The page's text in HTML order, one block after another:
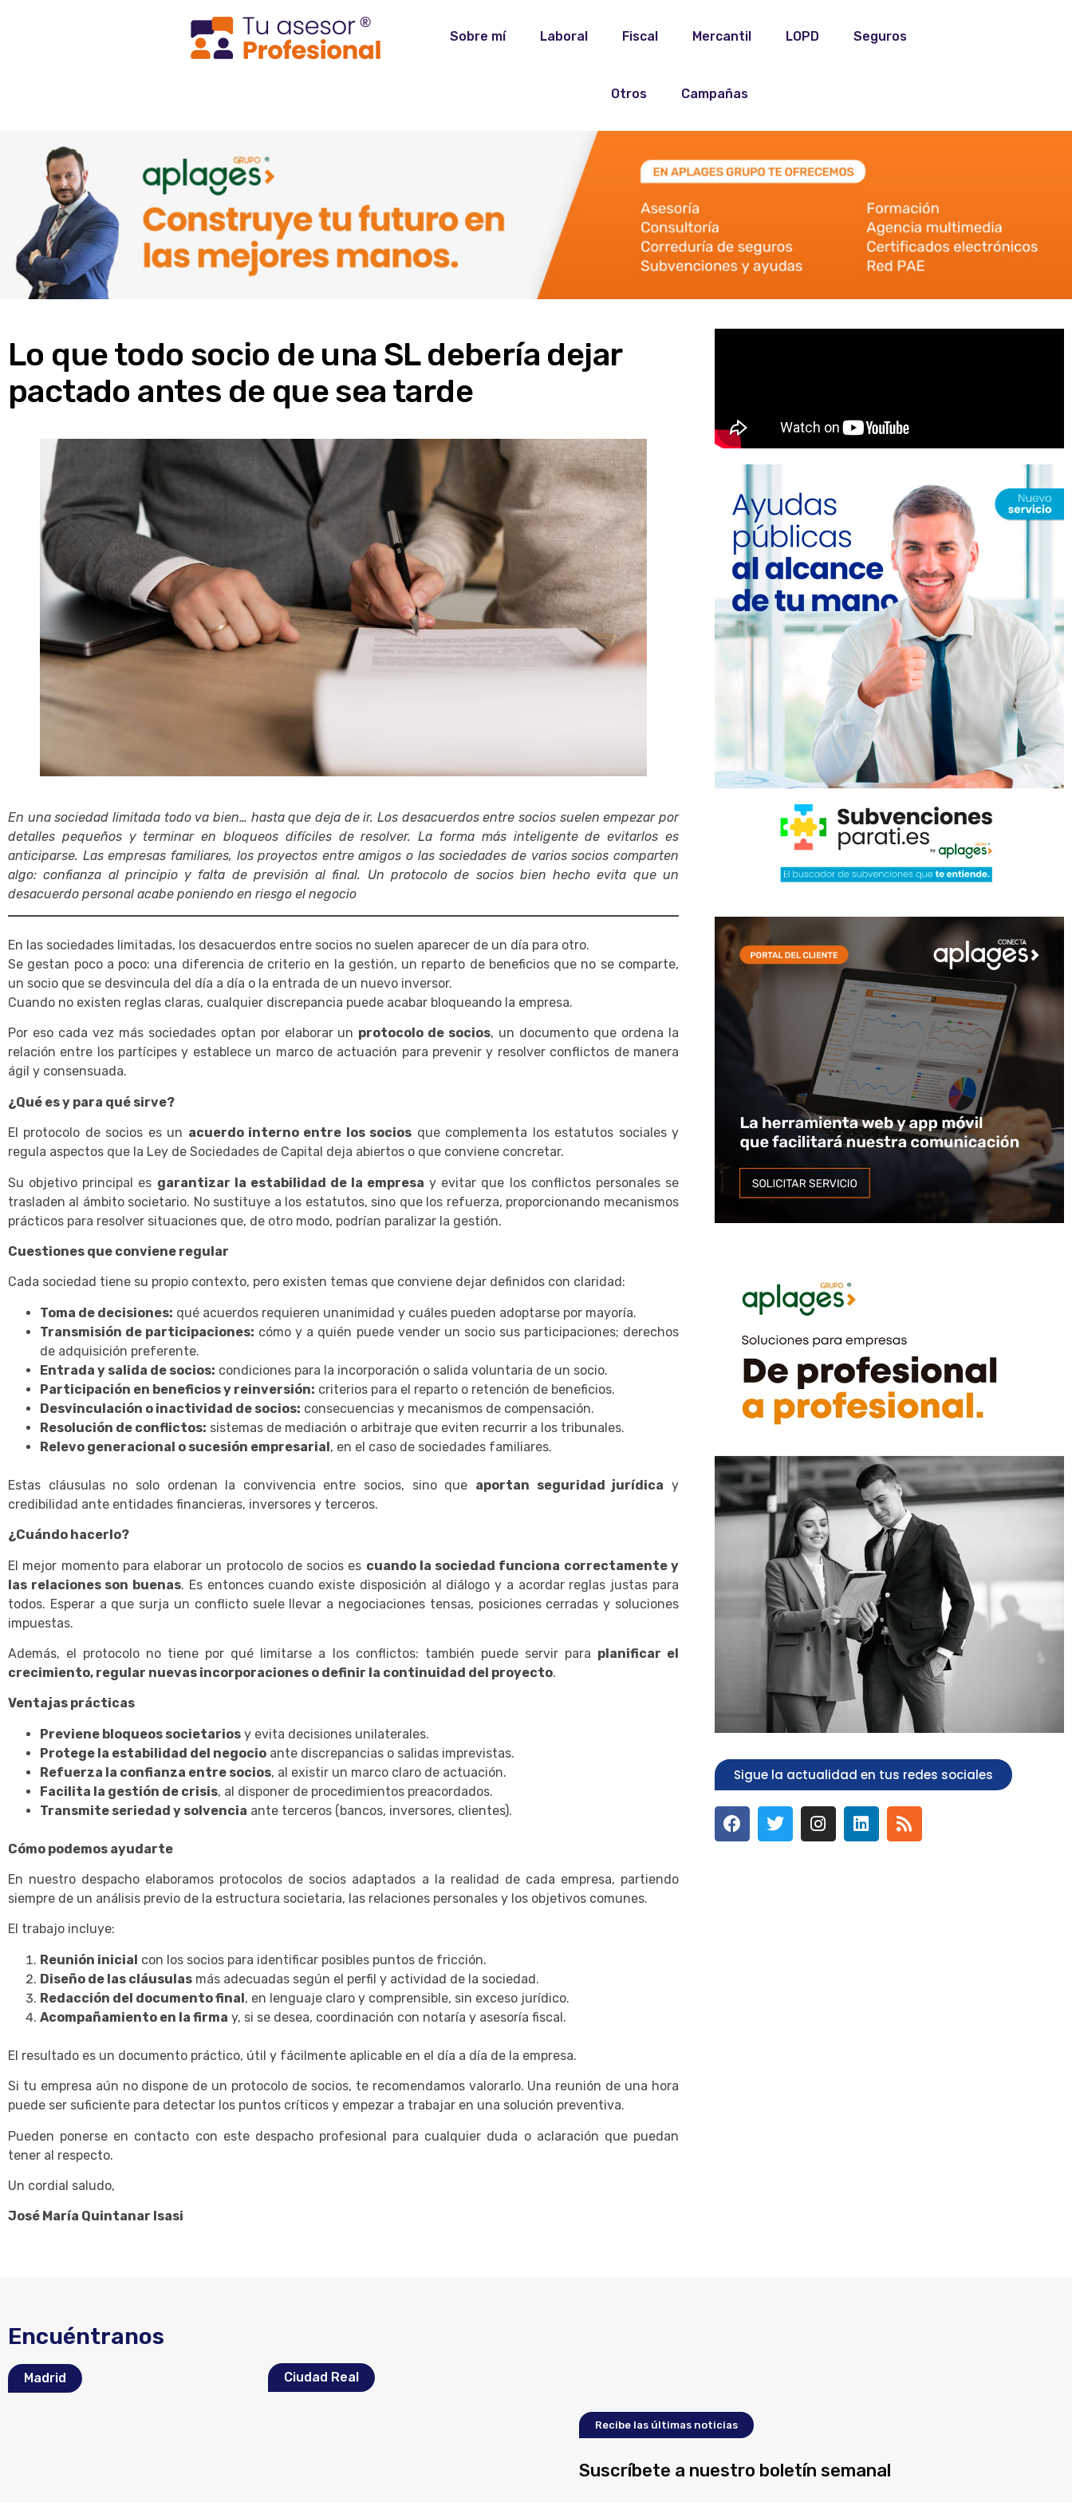
Sobre mí Laboral Fiscal Mercantil LOPD Seguros
Otros Campañas
Lo que todo socio de una SL debería dejar
pactado antes de que sea tarde
En una sociedad limitada todo va bien… hasta que deja de ir. Los desacuerdos entre socios suelen empezar por
detalles pequeños y terminar en bloqueos difíciles de resolver. La forma más inteligente de evitarlos es
anticiparse. Las empresas familiares, los proyectos entre amigos o las sociedades de varios socios comparten
algo: confianza al principio y falta de previsión al final. Un protocolo de socios bien hecho evita que un
desacuerdo personal acabe poniendo en riesgo el negocio
En las sociedades limitadas, los desacuerdos entre socios no suelen aparecer de un día para otro.
Se gestan poco a poco: una diferencia de criterio en la gestión, un reparto de beneficios que no se comparte,
un socio que se desvincula del día a día o la entrada de un nuevo inversor.
Cuando no existen reglas claras, cualquier discrepancia puede acabar bloqueando la empresa.
Por eso cada vez más sociedades optan por elaborar un protocolo de socios, un documento que ordena la
relación entre los partícipes y establece un marco de actuación para prevenir y resolver conflictos de manera
ágil y consensuada.
¿Qué es y para qué sirve?
El protocolo de socios es un acuerdo interno entre los socios que complementa los estatutos sociales y
regula aspectos que la Ley de Sociedades de Capital deja abiertos o que conviene concretar.
Su objetivo principal es garantizar la estabilidad de la empresa y evitar que los conflictos personales se
trasladen al ámbito societario. No sustituye a los estatutos, sino que los refuerza, proporcionando mecanismos
prácticos para resolver situaciones que, de otro modo, podrían paralizar la gestión.
Cuestiones que conviene regular
Cada sociedad tiene su propio contexto, pero existen temas que conviene dejar definidos con claridad:
Toma de decisiones: qué acuerdos requieren unanimidad y cuáles pueden adoptarse por mayoría.
Transmisión de participaciones: cómo y a quién puede vender un socio sus participaciones; derechos
de adquisición preferente.
Entrada y salida de socios: condiciones para la incorporación o salida voluntaria de un socio.
Participación en beneficios y reinversión: criterios para el reparto o retención de beneficios.
Desvinculación o inactividad de socios: consecuencias y mecanismos de compensación.
Resolución de conflictos: sistemas de mediación o arbitraje que eviten recurrir a los tribunales.
Relevo generacional o sucesión empresarial, en el caso de sociedades familiares.
Estas cláusulas no solo ordenan la convivencia entre socios, sino que aportan seguridad jurídica y
credibilidad ante entidades financieras, inversores y terceros.
¿Cuándo hacerlo?
El mejor momento para elaborar un protocolo de socios es cuando la sociedad funciona correctamente y
las relaciones son buenas. Es entonces cuando existe disposición al diálogo y a acordar reglas justas para
todos. Esperar a que surja un conflicto suele llevar a negociaciones tensas, posiciones cerradas y soluciones
impuestas.
Además, el protocolo no tiene por qué limitarse a los conflictos: también puede servir para planificar el
crecimiento, regular nuevas incorporaciones o definir la continuidad del proyecto.
Ventajas prácticas
Previene bloqueos societarios y evita decisiones unilaterales.
Protege la estabilidad del negocio ante discrepancias o salidas imprevistas.
Refuerza la confianza entre socios, al existir un marco claro de actuación.
Facilita la gestión de crisis, al disponer de procedimientos preacordados.
Transmite seriedad y solvencia ante terceros (bancos, inversores, clientes).
Cómo podemos ayudarte
En nuestro despacho elaboramos protocolos de socios adaptados a la realidad de cada empresa, partiendo
siempre de un análisis previo de la estructura societaria, las relaciones personales y los objetivos comunes.
El trabajo incluye:
Reunión inicial con los socios para identificar posibles puntos de fricción.
Diseño de las cláusulas más adecuadas según el perfil y actividad de la sociedad.
Redacción del documento final, en lenguaje claro y comprensible, sin exceso jurídico.
Acompañamiento en la firma y, si se desea, coordinación con notaría y asesoría fiscal.
El resultado es un documento práctico, útil y fácilmente aplicable en el día a día de la empresa.
Si tu empresa aún no dispone de un protocolo de socios, te recomendamos valorarlo. Una reunión de una hora
puede ser suficiente para detectar los puntos críticos y empezar a trabajar en una solución preventiva.
Pueden ponerse en contacto con este despacho profesional para cualquier duda o aclaración que puedan
tener al respecto.
Un cordial saludo,
José María Quintanar Isasi
Sigue la actualidad en tus redes sociales
Encuéntranos
Madrid Ciudad Real
Recibe las últimas noticias
Suscríbete a nuestro boletín semanal